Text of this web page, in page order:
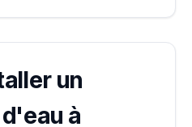
un
à